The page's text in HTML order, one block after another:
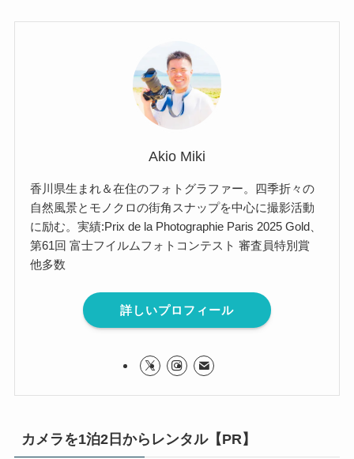
Akio Miki
香川県生まれ＆在住のフォトグラファー。四季折々の
自然風景とモノクロの街角スナップを中心に撮影活動
に励む。実績:Prix de la Photographie Paris 2025 Gold、
第61回 富士フイルムフォトコンテスト 審査員特別賞
他多数
詳しいプロフィール
カメラを1泊2日からレンタル【PR】